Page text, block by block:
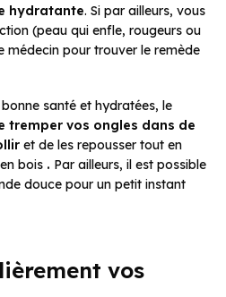
hydratante. Si par ailleurs, vous
(peau qui enfle, rougeurs ou
médecin pour trouver le remède
santé et hydratées, le
tremper vos ongles dans de
et de les repousser tout en
bois . Par ailleurs, il est possible
douce pour un petit instant
vos